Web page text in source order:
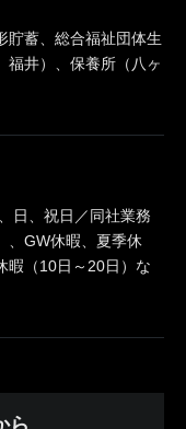
貯蓄、総合福祉団体生
福井）、保養所（八ヶ
日、祝日／同社業務
、GW休暇、夏季休
暇（10日～20日）な
ら